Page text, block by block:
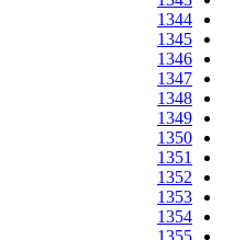
1344
1345
1346
1347
1348
1349
1350
1351
1352
1353
1354
1355